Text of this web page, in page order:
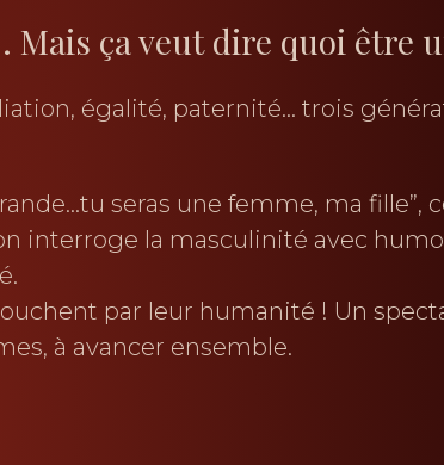
Mais ça veut dire quoi être
égalité, paternité… trois
seras une femme, ma fille”,
interroge la masculinité avec
par leur humanité ! Un
à avancer ensemble.